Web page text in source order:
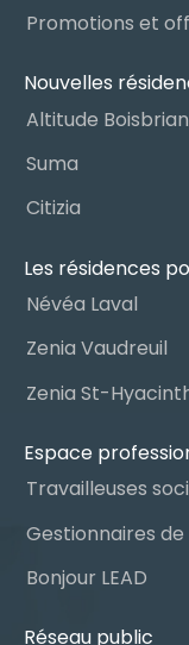
Promotions et
Nouvelles
Altitude
Suma
Citizia
Les résidences
Névéa Laval
Zenia Vaudreuil
Zenia St-
Espace
Travailleuses
Gestionnaires
Bonjour LEAD
Réseau public